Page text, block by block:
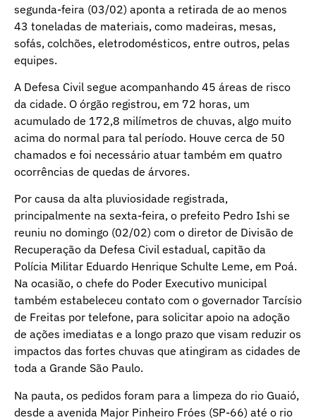
segunda-feira (03/02) aponta a retirada de ao menos
43 toneladas de materiais, como madeiras, mesas,
sofás, colchões, eletrodomésticos, entre outros, pelas
equipes.
A Defesa Civil segue acompanhando 45 áreas de risco
da cidade. O órgão registrou, em 72 horas, um
acumulado de 172,8 milímetros de chuvas, algo muito
acima do normal para tal período. Houve cerca de 50
chamados e foi necessário atuar também em quatro
ocorrências de quedas de árvores.
Por causa da alta pluviosidade registrada,
principalmente na sexta-feira, o prefeito Pedro Ishi se
reuniu no domingo (02/02) com o diretor de Divisão de
Recuperação da Defesa Civil estadual, capitão da
Polícia Militar Eduardo Henrique Schulte Leme, em Poá.
Na ocasião, o chefe do Poder Executivo municipal
também estabeleceu contato com o governador Tarcísio
de Freitas por telefone, para solicitar apoio na adoção
de ações imediatas e a longo prazo que visam reduzir os
impactos das fortes chuvas que atingiram as cidades de
toda a Grande São Paulo.
Na pauta, os pedidos foram para a limpeza do rio Guaió,
desde a avenida Major Pinheiro Fróes (SP-66) até o rio